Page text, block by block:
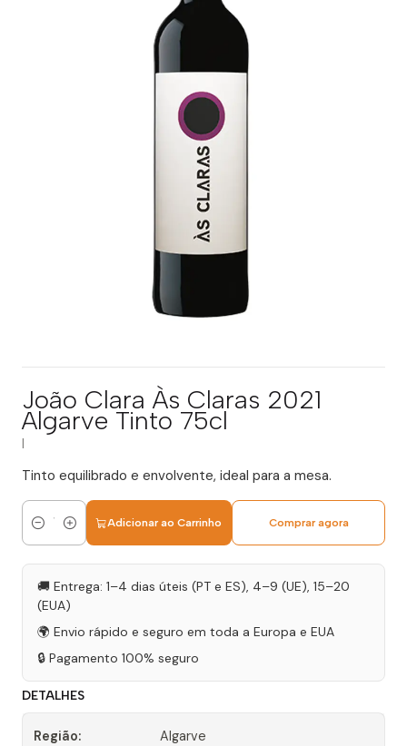
João Clara Às Claras 2021
Algarve Tinto 75cl
Tinto equilibrado e envolvente, ideal para a mesa.
Quantidade
Adicionar ao Carrinho Comprar agora
🚚 Entrega: 1–4 dias úteis (PT e ES), 4–9 (UE), 15–20
(EUA)
🌍 Envio rápido e seguro em toda a Europa e EUA
🔒 Pagamento 100% seguro
DETALHES
Região: Algarve